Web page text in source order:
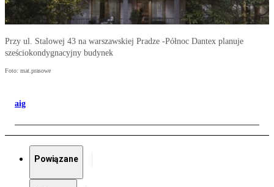
Przy ul. Stalowej 43 na warszawskiej Pradze -Północ Dantex planuje
sześciokondygnacyjny budynek
Foto: mat.prasowe
aig
Powiązane